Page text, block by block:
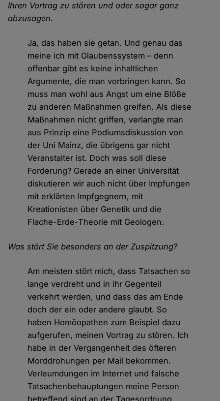
Ihren Vortrag zu stören und oder sogar ganz
abzusagen.
Ja, das haben sie getan. Und genau das
meine ich mit Glaubenssystem – denn
offenbar gibt es keine inhaltlichen
Argumente, die man vorbringen kann. So
muss man wohl aus Angst um eine Blöße
zu anderen Maßnahmen greifen. Als diese
Maßnahmen nicht griffen, verlangte man
aus Prinzip eine Podiumsdiskussion von
der Uni Mainz, die übrigens gar nicht
Veranstalter ist. Doch was soll diese
Forderung? Gerade an einer Universität
diskutieren wir auch nicht über Impfungen
mit erklärten Impfgegnern, mit
Kreationisten über Genetik und die
Flache-Erde-Theorie mit Geologen.
Was stört Sie besonders an der Zuspitzung?
Am meisten stört mich, dass Tatsachen so
lange verdreht und in ihr Gegenteil
verkehrt werden, und dass das am Ende
doch der ein oder andere glaubt. So
haben Homöopathen zum Beispiel dazu
aufgerufen, meinen Vortrag zu stören. Ich
habe in der Vergangenheit des öfteren
Morddrohungen per Mail bekommen.
Verleumdungen im Internet und falsche
Tatsachenbehauptungen meine Person